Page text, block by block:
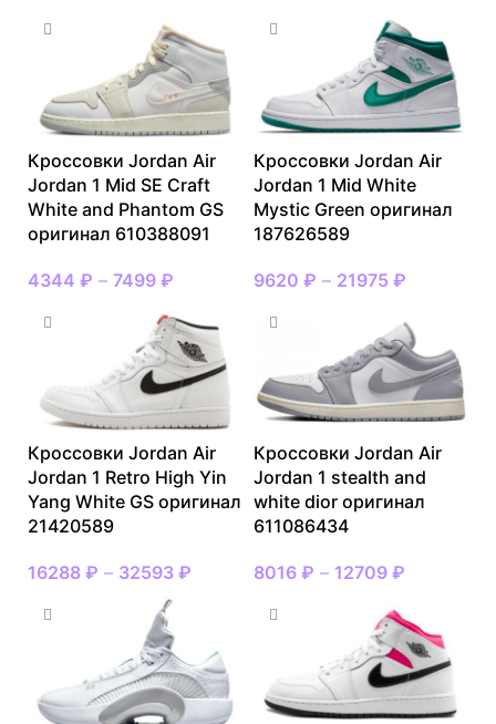
Кроссовки Jordan Air
Jordan 1 Mid SE Craft
White and Phantom GS
оригинал 610388091
4344 ₽ – 7499 ₽
Кроссовки Jordan Air
Jordan 1 Mid White
Mystic Green оригинал
187626589
9620 ₽ – 21975 ₽
Кроссовки Jordan Air
Jordan 1 Retro High Yin
Yang White GS оригинал
21420589
16288 ₽ – 32593 ₽
Кроссовки Jordan Air
Jordan 1 stealth and
white dior оригинал
611086434
8016 ₽ – 12709 ₽